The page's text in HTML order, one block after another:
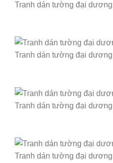
Tranh dán tường đại
Tranh dán tường đại
Tranh dán tường đại
Tranh dán tường đại